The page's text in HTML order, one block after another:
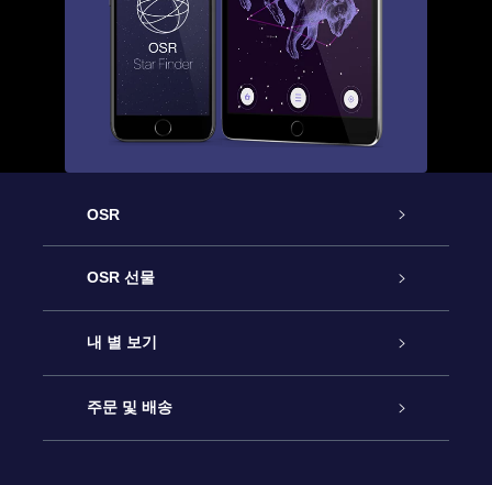
OSR
고객 서비스
연락처
블로그
OSR 선물
온라인 별 선물
OSR 선물 팩
내 별 보기
Star Register
주문 및 배송